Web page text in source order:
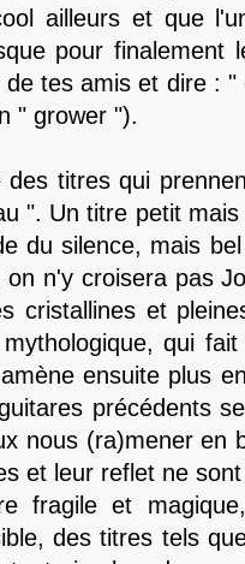
ailleurs et que
pour finalement
tes amis et dire :
" grower ").
des titres qui
". Un titre petit
du silence, mais
n'y croisera pas
cristallines et
qui
ensuite plus
précédents
nous (ra)mener en
et leur reflet ne
fragile et
des titres tels